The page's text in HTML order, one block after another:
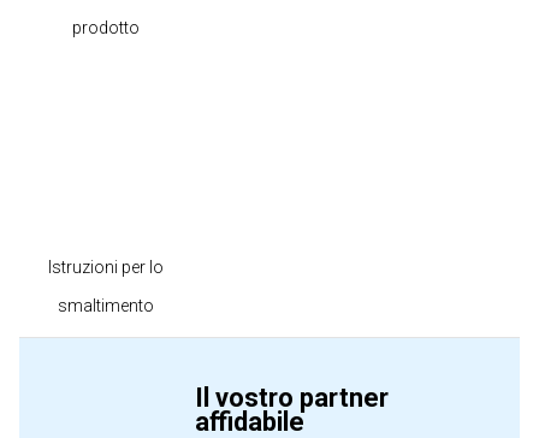
prodotto
Istruzioni per lo
smaltimento
Il vostro partner
affidabile